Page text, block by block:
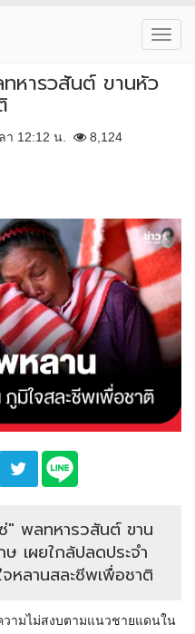
หารวสันต์ ขานหัว
า 12:12 น. 8,124
" พลทหารวสันต์ ขาน
เผยใกล้ปลดประจำ
หลานสละชีพเพื่อชาติ
ามไม่สงบตามแนวชายแดนใน